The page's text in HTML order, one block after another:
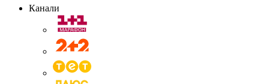
Канали